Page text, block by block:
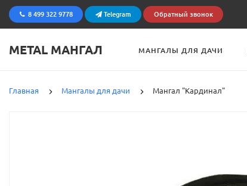
8 499 322 9778 Telegram Обратный звонок
METAL МАНГАЛ МАНГАЛЫ ДЛЯ ДАЧИ
Главная Мангалы для дачи Мангал "Кардинал"